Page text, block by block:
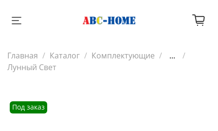
Главная Каталог Комплектующие
...
Лунный Свет
Под заказ